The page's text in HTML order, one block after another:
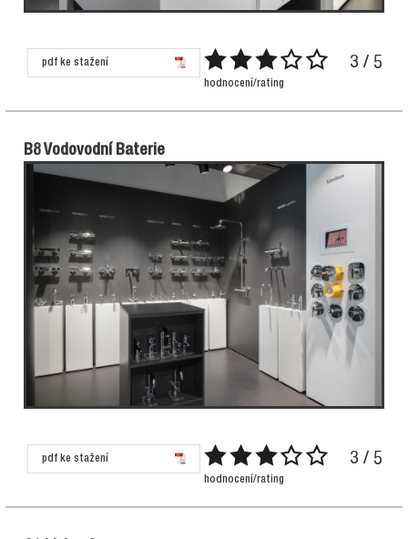
pdf ke stažení 3 / 5
hodnocení/rating
B8 Vodovodní Baterie
pdf ke stažení 3 / 5
hodnocení/rating